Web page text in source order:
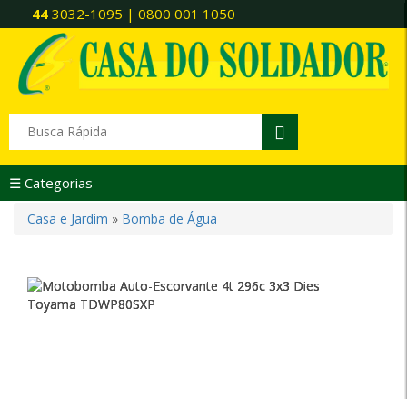
44 3032-1095 | 0800 001 1050
☰ Categorias
Casa e Jardim » Bomba de Água